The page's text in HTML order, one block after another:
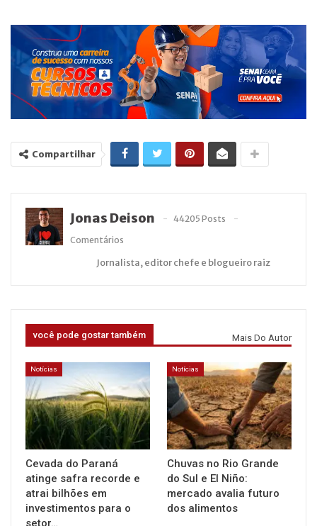
Compartilhar
Jonas Deison
44205 Posts
Comentários
Jornalista, editor chefe e blogueiro raiz
você pode gostar também Mais Do Autor
Notícias
Cevada do Paraná
atinge safra recorde e
atrai bilhões em
investimentos para o
setor…
Notícias
Chuvas no Rio Grande
do Sul e El Niño:
mercado avalia futuro
dos alimentos